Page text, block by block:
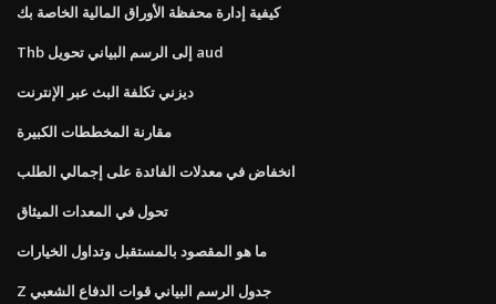
كيفية إدارة محفظة الأوراق المالية الخاصة بك
Thb إلى الرسم البياني تحويل aud
ديزني تكلفة البث عبر الإنترنت
مقارنة المخططات الكبيرة
انخفاض في معدلات الفائدة على إجمالي الطلب
تحول في المعدات الميثاق
ما هو المقصود بالمستقبل وتداول الخيارات
Z جدول الرسم البياني قوات الدفاع الشعبي